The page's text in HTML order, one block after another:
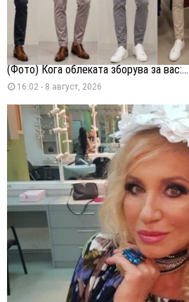
(Фото) Кога облеката зборува за вас:...
16:02 - 8 август, 2026